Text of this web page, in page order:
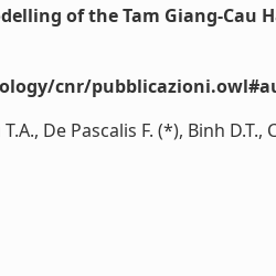
of the Tam Giang-Cau
cnr/
De Pascalis F. (*), Binh